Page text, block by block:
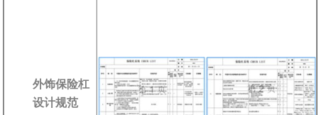
外饰保险杠
设计规范